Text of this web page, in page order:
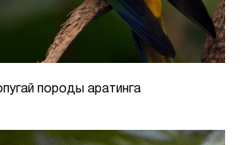
породы аратинга